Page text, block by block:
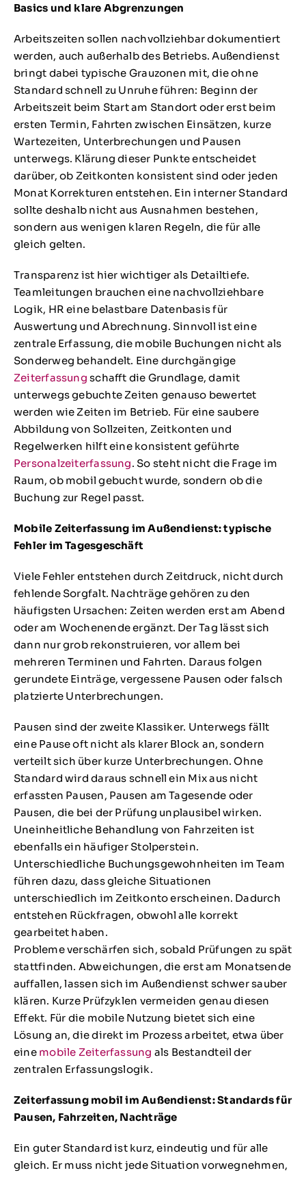
Basics und klare Abgrenzungen
Arbeitszeiten sollen nachvollziehbar dokumentiert
werden, auch außerhalb des Betriebs. Außendienst
bringt dabei typische Grauzonen mit, die ohne
Standard schnell zu Unruhe führen: Beginn der
Arbeitszeit beim Start am Standort oder erst beim
ersten Termin, Fahrten zwischen Einsätzen, kurze
Wartezeiten, Unterbrechungen und Pausen
unterwegs. Klärung dieser Punkte entscheidet
darüber, ob Zeitkonten konsistent sind oder jeden
Monat Korrekturen entstehen. Ein interner Standard
sollte deshalb nicht aus Ausnahmen bestehen,
sondern aus wenigen klaren Regeln, die für alle
gleich gelten.
Transparenz ist hier wichtiger als Detailtiefe.
Teamleitungen brauchen eine nachvollziehbare
Logik, HR eine belastbare Datenbasis für
Auswertung und Abrechnung. Sinnvoll ist eine
zentrale Erfassung, die mobile Buchungen nicht als
Sonderweg behandelt. Eine durchgängige
Zeiterfassung schafft die Grundlage, damit
unterwegs gebuchte Zeiten genauso bewertet
werden wie Zeiten im Betrieb. Für eine saubere
Abbildung von Sollzeiten, Zeitkonten und
Regelwerken hilft eine konsistent geführte
Personalzeiterfassung. So steht nicht die Frage im
Raum, ob mobil gebucht wurde, sondern ob die
Buchung zur Regel passt.
Mobile Zeiterfassung im Außendienst: typische
Fehler im Tagesgeschäft
Viele Fehler entstehen durch Zeitdruck, nicht durch
fehlende Sorgfalt. Nachträge gehören zu den
häufigsten Ursachen: Zeiten werden erst am Abend
oder am Wochenende ergänzt. Der Tag lässt sich
dann nur grob rekonstruieren, vor allem bei
mehreren Terminen und Fahrten. Daraus folgen
gerundete Einträge, vergessene Pausen oder falsch
platzierte Unterbrechungen.
Pausen sind der zweite Klassiker. Unterwegs fällt
eine Pause oft nicht als klarer Block an, sondern
verteilt sich über kurze Unterbrechungen. Ohne
Standard wird daraus schnell ein Mix aus nicht
erfassten Pausen, Pausen am Tagesende oder
Pausen, die bei der Prüfung unplausibel wirken.
Uneinheitliche Behandlung von Fahrzeiten ist
ebenfalls ein häufiger Stolperstein.
Unterschiedliche Buchungsgewohnheiten im Team
führen dazu, dass gleiche Situationen
unterschiedlich im Zeitkonto erscheinen. Dadurch
entstehen Rückfragen, obwohl alle korrekt
gearbeitet haben.
Probleme verschärfen sich, sobald Prüfungen zu spät
stattfinden. Abweichungen, die erst am Monatsende
auffallen, lassen sich im Außendienst schwer sauber
klären. Kurze Prüfzyklen vermeiden genau diesen
Effekt. Für die mobile Nutzung bietet sich eine
Lösung an, die direkt im Prozess arbeitet, etwa über
eine mobile Zeiterfassung als Bestandteil der
zentralen Erfassungslogik.
Zeiterfassung mobil im Außendienst: Standards für
Pausen, Fahrzeiten, Nachträge
Ein guter Standard ist kurz, eindeutig und für alle
gleich. Er muss nicht jede Situation vorwegnehmen,